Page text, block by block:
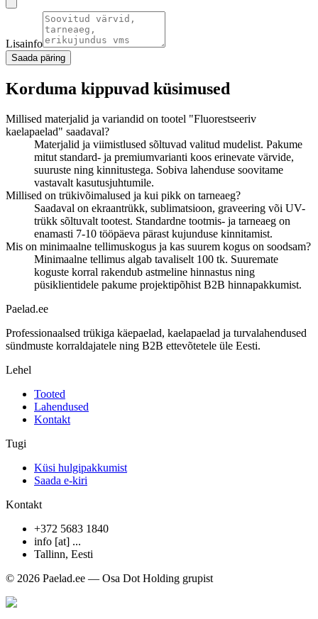
Lisainfo
Saada päring
Korduma kippuvad küsimused
Millised materjalid ja variandid on tootel "Fluorestseeriv
kaelapaelad" saadaval?
Materjalid ja viimistlused sõltuvad valitud mudelist. Pakume
mitut standard- ja premiumvarianti koos erinevate värvide,
suuruste ning kinnitustega. Sobiva lahenduse soovitame
vastavalt kasutusjuhtumile.
Millised on trükivõimalused ja kui pikk on tarneaeg?
Saadaval on ekraantrükk, sublimatsioon, graveering või UV-
trükk sõltuvalt tootest. Standardne tootmis- ja tarneaeg on
enamasti 7-10 tööpäeva pärast kujunduse kinnitamist.
Mis on minimaalne tellimuskogus ja kas suurem kogus on soodsam?
Minimaalne tellimus algab tavaliselt 100 tk. Suuremate
koguste korral rakendub astmeline hinnastus ning
püsiklientidele pakume projektipõhist B2B hinnapakkumist.
Paelad.ee
Professionaalsed trükiga käepaelad, kaelapaelad ja turvalahendused
sündmuste korraldajatele ning B2B ettevõtetele üle Eesti.
Lehel
Tooted
Lahendused
Kontakt
Tugi
Küsi hulgipakkumist
Saada e-kiri
Kontakt
+372 5683 1840
info [at] ...
Tallinn, Eesti
© 2026 Paelad.ee — Osa Dot Holding grupist